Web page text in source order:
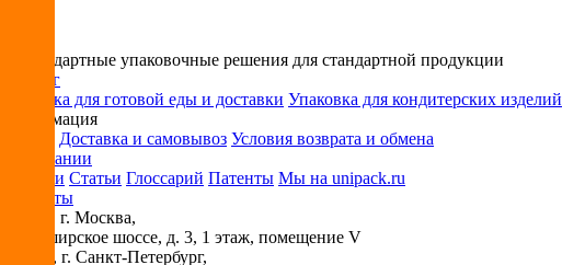
Нестандартные упаковочные решения для стандартной продукции
Каталог
Упаковка для готовой еды и доставки Упаковка для кондитерских изделий
Информация
Доставка и самовывоз Условия возврата и обмена
О компании
Новости Статьи Глоссарий Патенты Мы на unipack.ru
Контакты
, г. Москва,
ул. Каширское шоссе, д. 3, 1 этаж, помещение V
, г. Санкт-Петербург,